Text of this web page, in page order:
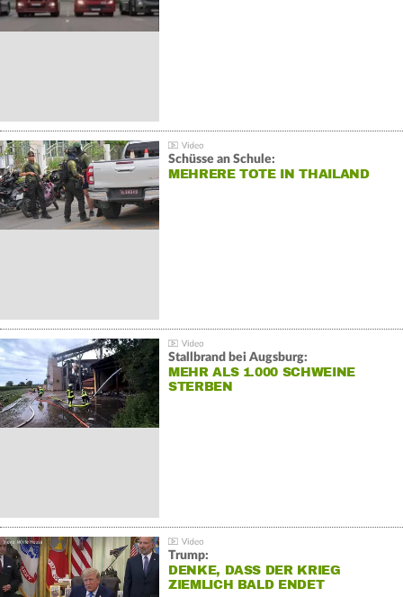
Schüsse an Schule:
MEHRERE TOTE IN THAILAND
Stallbrand bei Augsburg:
MEHR ALS 1.000 SCHWEINE
STERBEN
Trump:
DENKE, DASS DER KRIEG
ZIEMLICH BALD ENDET